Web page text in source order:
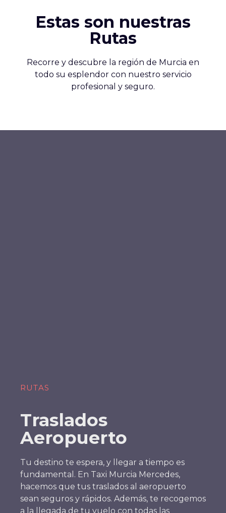
Estas son nuestras
Rutas
Recorre y descubre la región de Murcia en
todo su esplendor con nuestro servicio
profesional y seguro.
RUTAS
Traslados
Aeropuerto
Tu destino te espera, y llegar a tiempo es
fundamental. En Taxi Murcia Mercedes,
hacemos que tus traslados al aeropuerto
sean seguros y rápidos. Además, te recogemos
a la llegada de tu vuelo con todas las